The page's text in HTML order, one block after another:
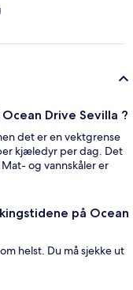
Drive Sevilla ?
det er en vektgrense
kjæledyr per dag. Det
og vannskåler er
på Ocean
helst. Du må sjekke ut